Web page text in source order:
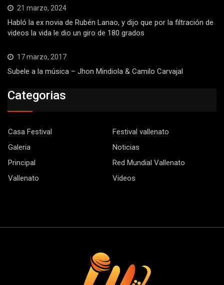
21 marzo, 2024
Habló la ex novia de Rubén Lanao, y dijo que por la filtración de
videos la vida le dio un giro de 180 grados
17 marzo, 2017
Subele a la música – Jhon Mindiola & Camilo Carvajal
Categorias
Casa Festival
Festival vallenato
Galeria
Noticias
Principal
Red Mundial Vallenato
Vallenato
Videos